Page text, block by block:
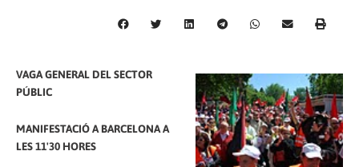
VAGA GENERAL DEL SECTOR
PÚBLIC
MANIFESTACIÓ A BARCELONA A
LES 11'30 HORES